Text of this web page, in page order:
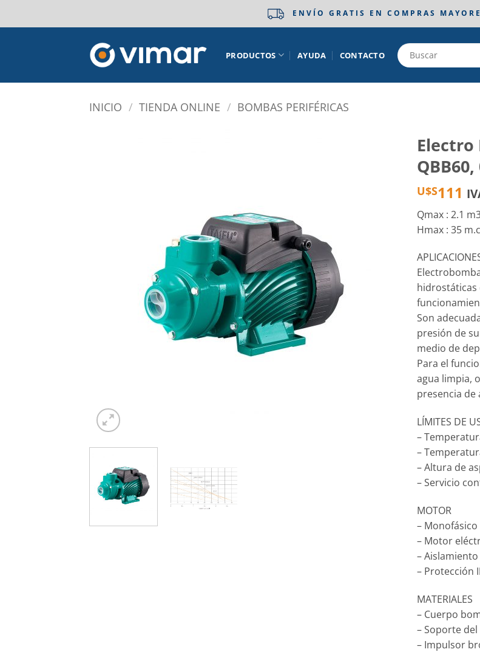
ENVÍO GRATIS EN COMPRAS
PRODUCTOS AYUDA CONTACTO
INICIO / TIENDA ONLINE / BOMBAS PERIFÉRICAS
Electro
U$S111
Qmax : 2.1
Hmax : 35
hidrostáticas
Son
presión de
medio de
Para el
agua limpia,
presencia de
LÍMITES DE
–
–
– Altura de
– Servicio
MOTOR
– Monofásico
– Motor
– Aislamiento
– Protección
MATERIALES
– Cuerpo
– Soporte
– Impulsor